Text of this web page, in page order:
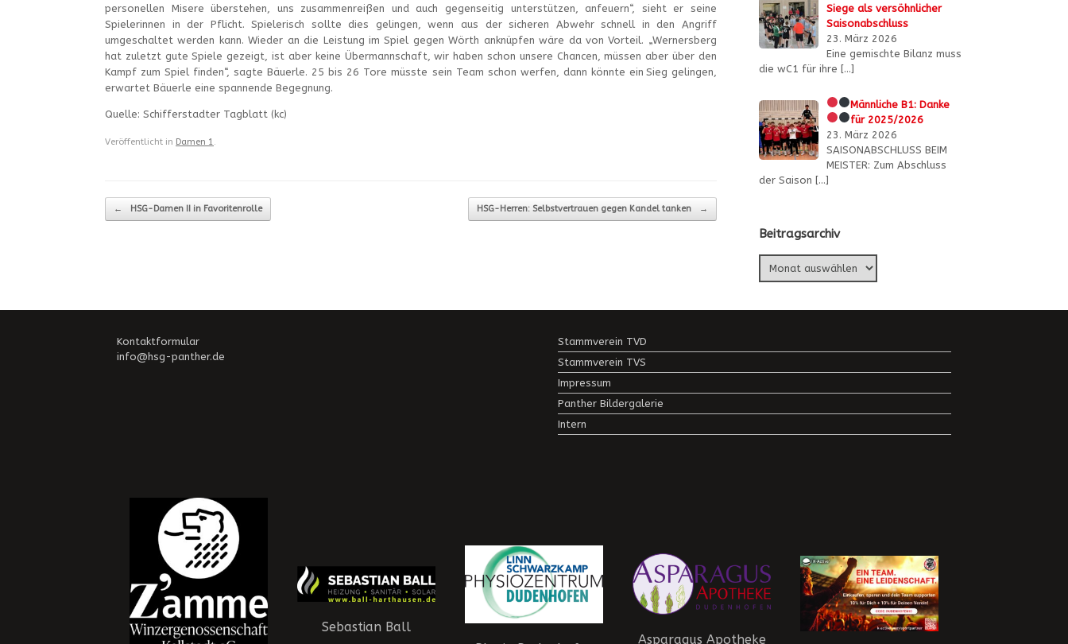
personellen Misere überstehen, uns zusammenreißen und auch gegenseitig unterstützen, anfeuern“, sieht er seine
Spielerinnen in der Pflicht. Spielerisch sollte dies gelingen, wenn aus der sicheren Abwehr schnell in den Angriff
umgeschaltet werden kann. Wieder an die Leistung im Spiel gegen Wörth anknüpfen wäre da von Vorteil. „Wernersberg
hat zuletzt gute Spiele gezeigt, ist aber keine Übermannschaft, wir haben schon unsere Chancen, müssen aber über den
Kampf zum Spiel finden“, sagte Bäuerle. 25 bis 26 Tore müsste sein Team schon werfen, dann könnte ein Sieg gelingen,
erwartet Bäuerle eine spannende Begegnung.
Quelle: Schifferstadter Tagblatt (kc)
Veröffentlicht in Damen 1.
Beitragsnavigation
← HSG-Damen II in Favoritenrolle HSG-Herren: Selbstvertrauen gegen Kandel tanken →
Siege als versöhnlicher
Saisonabschluss
23. März 2026
Eine gemischte Bilanz muss
die wC1 für ihre[…]
Männliche B1: Danke
für 2025/2026
23. März 2026
SAISONABSCHLUSS BEIM
MEISTER: Zum Abschluss
der Saison […]
Beitragsarchiv
Kontaktformular
info@hsg-panther.de
Stammverein TVD
Stammverein TVS
Impressum
Panther Bildergalerie
Intern
Sebastian Ball
Asparagus Apotheke